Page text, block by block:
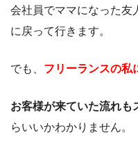
会社員でママになった友
に戻って行きます。
でも、 フリーランスの私
お客様が来ていた流れも
らいいかわかりません。